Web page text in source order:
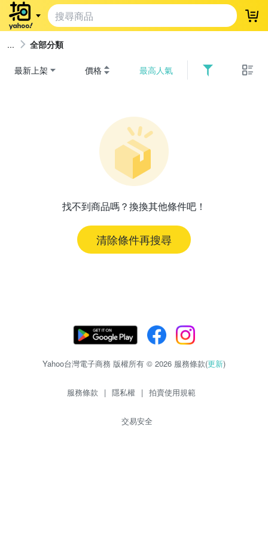
登
全部分類
最新上架 價格 最高人氣
找不到商品嗎？換換其他條件吧！
清除條件再搜尋
Yahoo台灣電子商務 版權所有 © 2026 服務條款(更新)
服務條款 | 隱私權 | 拍賣使用規範
交易安全